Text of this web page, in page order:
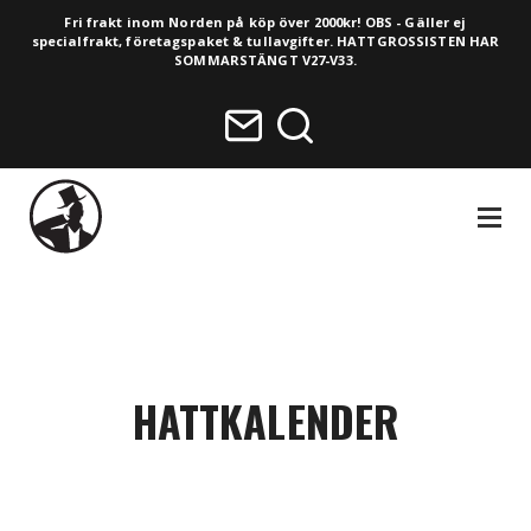
Fri frakt inom Norden på köp över 2000kr! OBS - Gäller ej
specialfrakt, företagspaket & tullavgifter. HATTGROSSISTEN HAR
SOMMARSTÄNGT V27-V33.
HATTKALENDER